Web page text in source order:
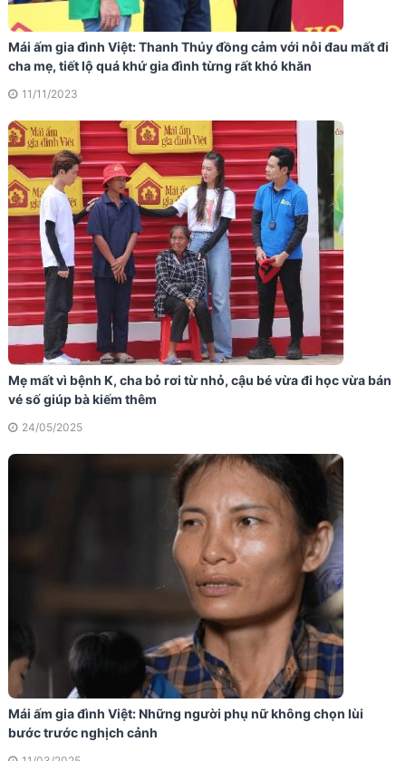
Mái ấm gia đình Việt: Thanh Thúy đồng cảm với nỗi đau mất đi
cha mẹ, tiết lộ quá khứ gia đình từng rất khó khăn
11/11/2023
Mẹ mất vì bệnh K, cha bỏ rơi từ nhỏ, cậu bé vừa đi học vừa bán
vé số giúp bà kiếm thêm
24/05/2025
Mái ấm gia đình Việt: Những người phụ nữ không chọn lùi
bước trước nghịch cảnh